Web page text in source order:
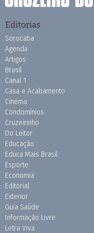
Editorias
Sorocaba
Agenda
Artigos
Brasil
Canal 1
Casa e Acabamento
Cinema
Condomínios
Cruzeirinho
Do Leitor
Educação
Educa Mais Brasil
Esporte
Economia
Editorial
Exterior
Guia Saúde
Informação Livre
Letra Viva